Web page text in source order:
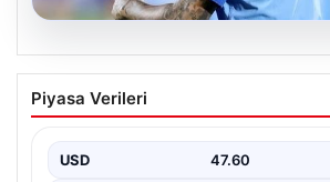
Maçın bitişi sonrası
tansiyonu yükseldi
gergin anlar yaşandı. Tribünlerin
yüksek…
Piyasa Verileri
USD 47.60